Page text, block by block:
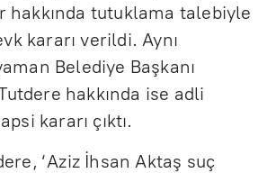
hakkında tutuklama talebiyle
kararı verildi. Aynı
Belediye Başkanı
hakkında ise adli
kararı çıktı.
‘Aziz İhsan Aktaş suç